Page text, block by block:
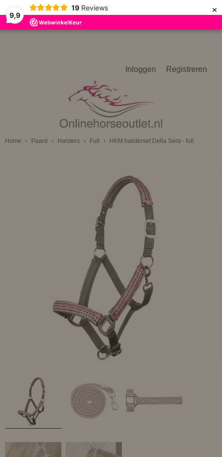
9,9
19 Reviews ×
Inloggen Registreren
Home › Paard › Halsters › Full › HKM halsterset Della Sera - full